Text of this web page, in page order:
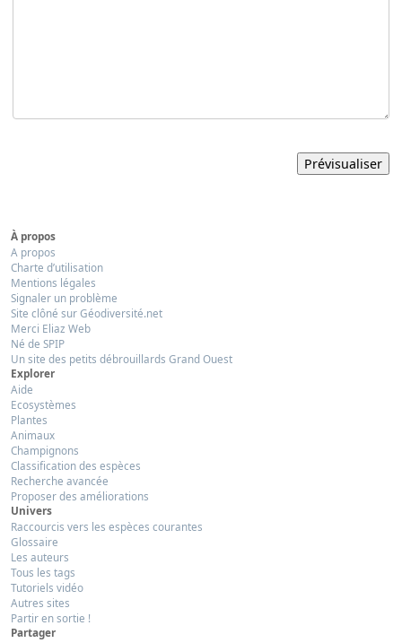
À propos
A propos
Charte d’utilisation
Mentions légales
Signaler un problème
Site clôné sur Géodiversité.net
Merci Eliaz Web
Né de SPIP
Un site des petits débrouillards Grand Ouest
Explorer
Aide
Ecosystèmes
Plantes
Animaux
Champignons
Classification des espèces
Recherche avancée
Proposer des améliorations
Univers
Raccourcis vers les espèces courantes
Glossaire
Les auteurs
Tous les tags
Tutoriels vidéo
Autres sites
Partir en sortie !
Partager